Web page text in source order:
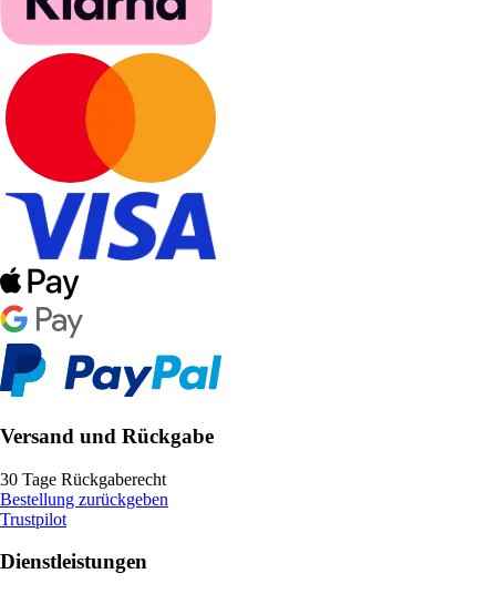
Versand und Rückgabe
30 Tage Rückgaberecht
Bestellung zurückgeben
Trustpilot
Dienstleistungen